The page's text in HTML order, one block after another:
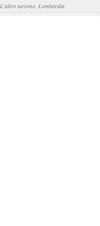
L'altro turismo Lombardia